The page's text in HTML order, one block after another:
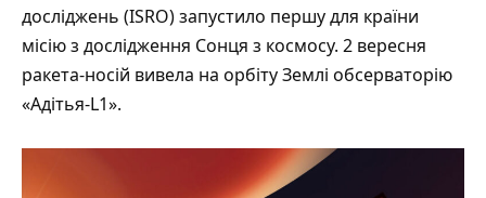
досліджень (ISRO)запустило першу для країни
місію з дослідження Сонця з космосу. 2 вересня
ракета-носій вивела на орбіту Землі обсерваторію
«Адітья-L1».